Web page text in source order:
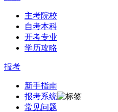
主考院校
自考本科
开考专业
学历攻略
报考
新手指南
报考系统
常见问题